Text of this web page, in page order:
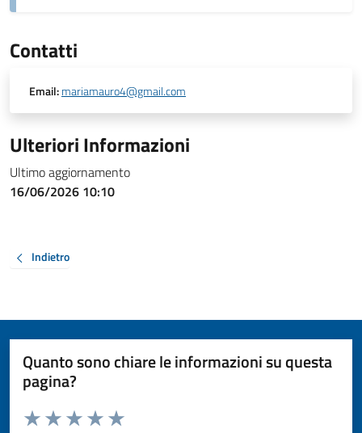
Contatti
Email:mariamauro4@gmail.com
Ulteriori Informazioni
Ultimo aggiornamento
16/06/2026 10:10
Indietro
Quanto sono chiare le informazioni su questa
pagina?
Valuta da 1 a 5 stelle la pagina